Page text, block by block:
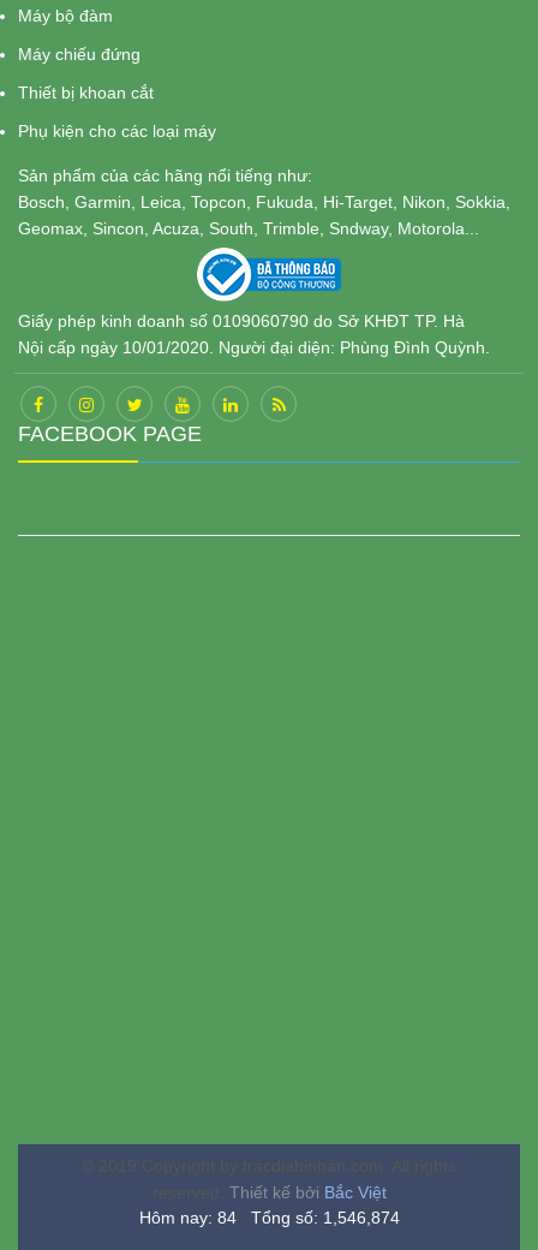
Máy bộ đàm
Máy chiếu đứng
Thiết bị khoan cắt
Phụ kiện cho các loại máy
Sản phẩm của các hãng nổi tiếng như:
Bosch, Garmin, Leica, Topcon, Fukuda, Hi-Target, Nikon, Sokkia,
Geomax, Sincon, Acuza, South, Trimble, Sndway, Motorola...
Giấy phép kinh doanh số 0109060790 do Sở KHĐT TP. Hà
Nội cấp ngày 10/01/2020. Người đại diện: Phùng Đình Quỳnh.
FACEBOOK PAGE
© 2019 Copyright by tracdiabinhan.com. All rights
Thiết kế bởi Bắc Việt
Hôm nay: 84 Tổng số: 1,546,874